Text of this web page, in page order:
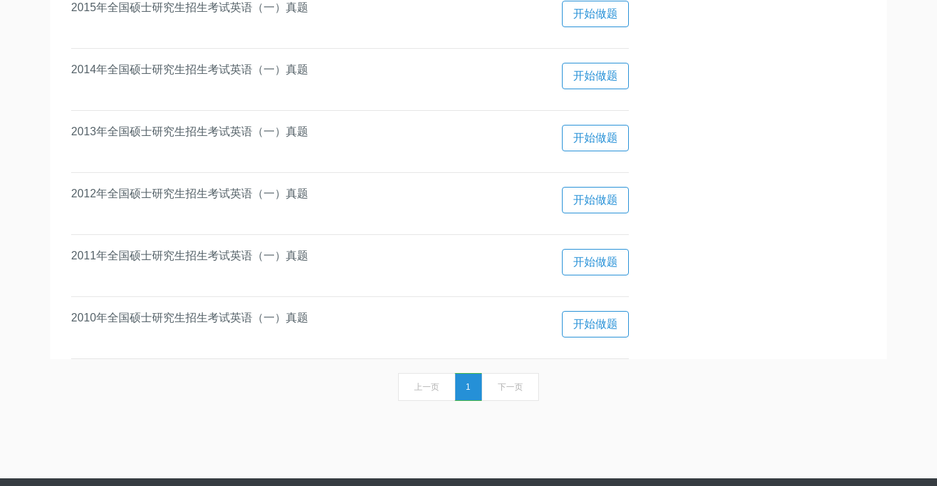
2015年全国硕士研究生招生考试英语（一）真题
开始做题
2014年全国硕士研究生招生考试英语（一）真题
开始做题
2013年全国硕士研究生招生考试英语（一）真题
开始做题
2012年全国硕士研究生招生考试英语（一）真题
开始做题
2011年全国硕士研究生招生考试英语（一）真题
开始做题
2010年全国硕士研究生招生考试英语（一）真题
开始做题
上一页 1 下一页